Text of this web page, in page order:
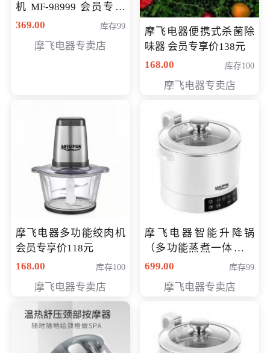
机 MF-98999 会员专享
价286元
369.00 库存99
摩飞电器专卖店
摩飞电器便携式杀菌除
味器 会员专享价138元
168.00
库存100
摩飞电器专卖店
摩飞电器多功能绞肉机
会员专享价118元
168.00
库存100
摩飞电器专卖店
摩飞电器智能升降锅
（多功能蒸煮一体锅）
（智能升降养生锅） 会
699.00 库存99
摩飞电器专卖店